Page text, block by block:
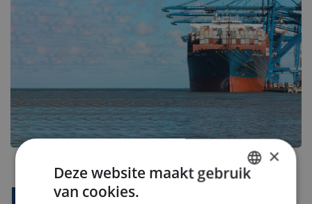
Bedrijfsprofiel
×
Deze website maakt gebruik
van cookies.